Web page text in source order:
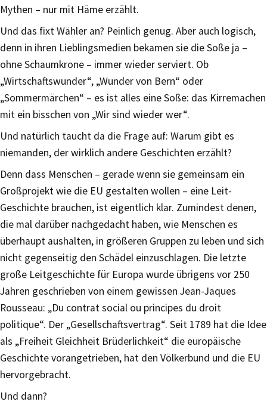
Mythen – nur mit Häme erzählt.
Und das fixt Wähler an? Peinlich genug. Aber auch logisch,
denn in ihren Lieblingsmedien bekamen sie die Soße ja –
ohne Schaumkrone – immer wieder serviert. Ob
„Wirtschaftswunder“, „Wunder von Bern“ oder
„Sommermärchen“ – es ist alles eine Soße: das Kirremachen
mit ein bisschen von „Wir sind wieder wer“.
Und natürlich taucht da die Frage auf: Warum gibt es
niemanden, der wirklich andere Geschichten erzählt?
Denn dass Menschen – gerade wenn sie gemeinsam ein
Großprojekt wie die EU gestalten wollen – eine Leit-
Geschichte brauchen, ist eigentlich klar. Zumindest denen,
die mal darüber nachgedacht haben, wie Menschen es
überhaupt aushalten, in größeren Gruppen zu leben und sich
nicht gegenseitig den Schädel einzuschlagen. Die letzte
große Leitgeschichte für Europa wurde übrigens vor 250
Jahren geschrieben von einem gewissen Jean-Jaques
Rousseau: „Du contrat social ou principes du droit
politique“. Der „Gesellschaftsvertrag“. Seit 1789 hat die Idee
als „Freiheit Gleichheit Brüderlichkeit“ die europäische
Geschichte vorangetrieben, hat den Völkerbund und die EU
hervorgebracht.
Und dann?